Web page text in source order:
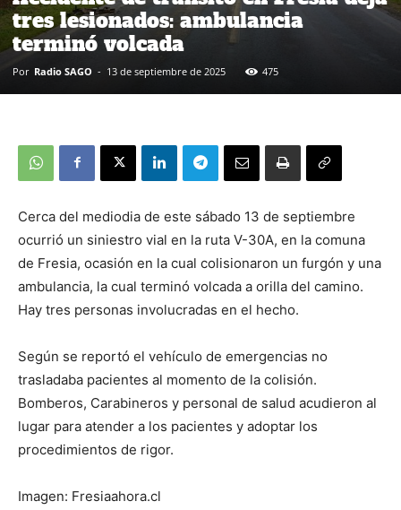
tres lesionados: ambulancia
terminó volcada
Por Radio SAGO - 13 de septiembre de 2025 475
Cerca del mediodia de este sábado 13 de septiembre
ocurrió un siniestro vial en la ruta V-30A, en la comuna
de Fresia, ocasión en la cual colisionaron un furgón y una
ambulancia, la cual terminó volcada a orilla del camino.
Hay tres personas involucradas en el hecho.
Según se reportó el vehículo de emergencias no
trasladaba pacientes al momento de la colisión.
Bomberos, Carabineros y personal de salud acudieron al
lugar para atender a los pacientes y adoptar los
procedimientos de rigor.
Imagen: Fresiaahora.cl